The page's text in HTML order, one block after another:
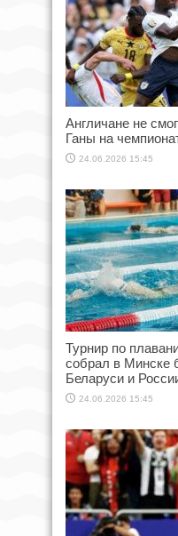
Англичане не
Ганы на
24.06.2026 15:45
Турнир по
собрал в Минске
Беларуси и
24.06.2026 15:45